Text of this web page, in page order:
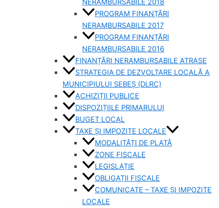
PROGRAM FINANȚĂRI
NERAMBURSABILE 2017
PROGRAM FINANȚĂRI
NERAMBURSABILE 2016
FINANȚĂRI NERAMBURSABILE ATRASE
STRATEGIA DE DEZVOLTARE LOCALĂ A
MUNICIPIULUI SEBEȘ (DLRC)
ACHIZIȚII PUBLICE
DISPOZIȚIILE PRIMARULUI
BUGET LOCAL
TAXE ȘI IMPOZITE LOCALE
MODALITĂȚI DE PLATĂ
ZONE FISCALE
LEGISLAȚIE
OBLIGAȚII FISCALE
COMUNICATE – TAXE ȘI IMPOZITE
LOCALE